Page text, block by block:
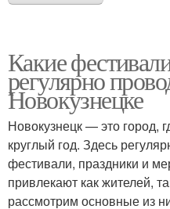
Какие
регулярно
Новокузнецке
Новокузнецк — это город,
круглый год. Здесь
фестивали, праздники и
привлекают как жителей,
рассмотрим основные из